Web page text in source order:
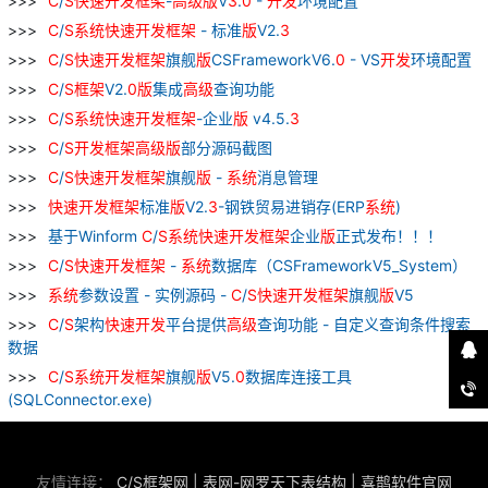
C/S系统快速开发框架 - 标准版V2.3
C/S快速开发框架旗舰版CSFrameworkV6.0 - VS开发环境配置
C/S框架V2.0版集成高级查询功能
C/S系统快速开发框架-企业版 v4.5.3
C/S开发框架高级版部分源码截图
C/S快速开发框架旗舰版 - 系统消息管理
快速开发框架标准版V2.3-钢铁贸易进销存(ERP系统)
基于Winform C/S系统快速开发框架企业版正式发布！！！
C/S快速开发框架 - 系统数据库（CSFrameworkV5_System）
系统参数设置 - 实例源码 - C/S快速开发框架旗舰版V5
C/S架构快速开发平台提供高级查询功能 - 自定义查询条件搜索
数据
C/S系统开发框架旗舰版V5.0数据库连接工具
(SQLConnector.exe)
友情连接： C/S框架网 表网-网罗天下表结构 喜鹊软件官网